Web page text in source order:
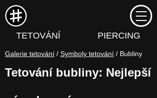
TETOVÁNÍ PIERCING
Galerie tetování / Symboly tetování / Bubliny
Tetování bubliny: Nejlepší